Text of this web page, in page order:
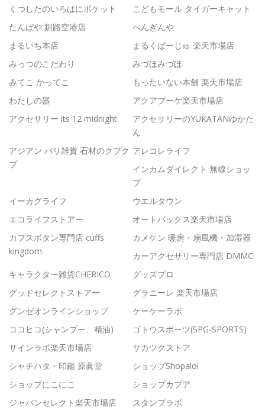
くつしたのいろはにポケット
こどもモール タイガーキャット
たんばや 釧路空港店
ぺんぎんや
まるいち本店
まるくぱーじゅ 楽天市場店
みっつのこだわり
みづほみづほ
みてこ かってこ
もったいない本舗 楽天市場店
わたしの器
アクアブーケ楽天市場店
アクセサリー its 12 midnight
アクセサリーのYUKATANゆかた
ん
アジアン バリ雑貨 石材のクプク
プ
アレコレライフ
インカムダイレクト 無線ショッ
プ
イーカグライフ
ウエルタウン
エコライフストアー
オートバックス楽天市場店
カフスボタン専門店 cuffs
kingdom
カメケン 暖房・扇風機・加湿器
カーアクセサリー専門店 DMMC
キャラクター雑貨CHERICO
グッズプロ
グッドセレクトストアー
グラニーレ 楽天市場店
グンゼオンラインショップ
ケーケーラボ
ココヒコ(シャンプー、精油)
ゴトウスポーツ(SPG-SPORTS)
サインラボ楽天市場店
サカツクストア
シャチハタ・印鑑 原眞堂
ショップShopaloi
ショップにこにこ
ショップカプア
ジャパンセレクト楽天市場店
スタンプラボ